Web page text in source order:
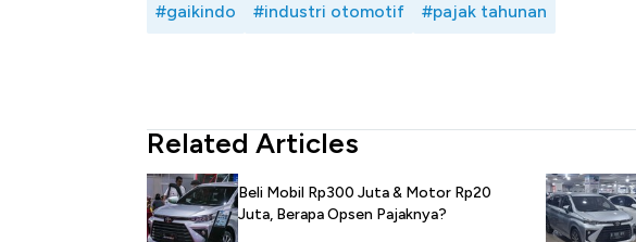
#gaikindo #industri otomotif #pajak tahunan
Related Articles
Beli Mobil Rp300 Juta & Motor Rp20
Juta, Berapa Opsen Pajaknya?